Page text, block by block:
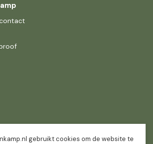
gebruikt cookies om de website te